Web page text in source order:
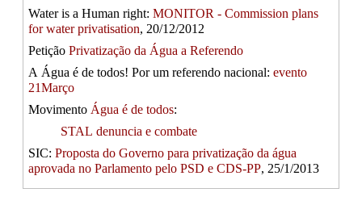
Water is a Human right:MONITOR - Commission plans
for water privatisation, 20/12/2012
PetiçãoPrivatização da Água a Referendo
A Água é de todos! Por um referendo nacional:evento
21Março
Movimento Água é de todos:
STAL denuncia e combate
SIC:Proposta do Governo para privatização da água
aprovada no Parlamento pelo PSD e CDS-PP, 25/1/2013